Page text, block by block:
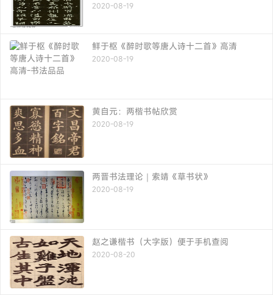
2020-08-19
鲜于枢《醉时歌等唐人诗十二首》高清
2020-08-19
黄自元：两楷书帖欣赏
2020-08-19
两晋书法理论｜索靖《草书状》
2020-08-19
赵之谦楷书（大字版）便于手机查阅
2020-08-20